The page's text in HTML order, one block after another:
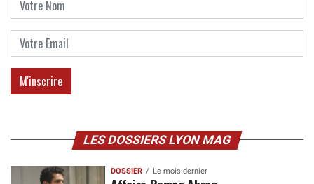
LES DOSSIERS LYON MAG
DOSSIER Le mois dernier